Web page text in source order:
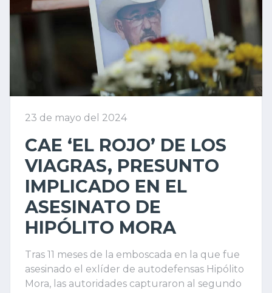
23 de mayo del 2024
CAE ‘EL ROJO’ DE LOS
VIAGRAS, PRESUNTO
IMPLICADO EN EL
ASESINATO DE
HIPÓLITO MORA
Tras 11 meses de la emboscada en la que fue
asesinado el exlíder de autodefensas Hipólito
Mora, las autoridades capturaron al segundo